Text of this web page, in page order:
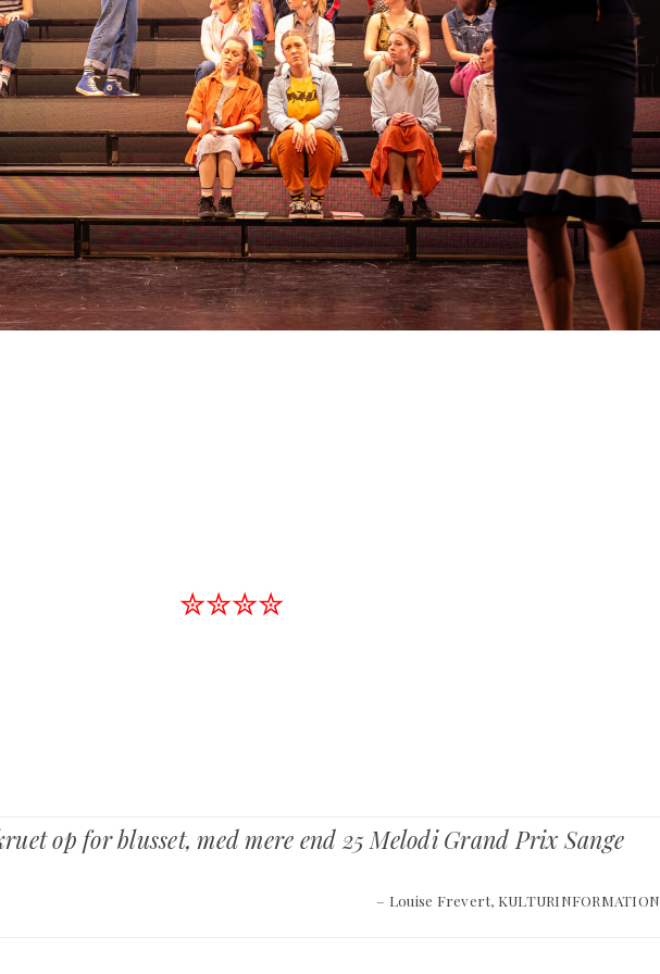
✮✮✮✮
op for blusset, med mere end 25 Melodi Grand Prix Sange
– Louise Frevert, KULTURINFORMATION